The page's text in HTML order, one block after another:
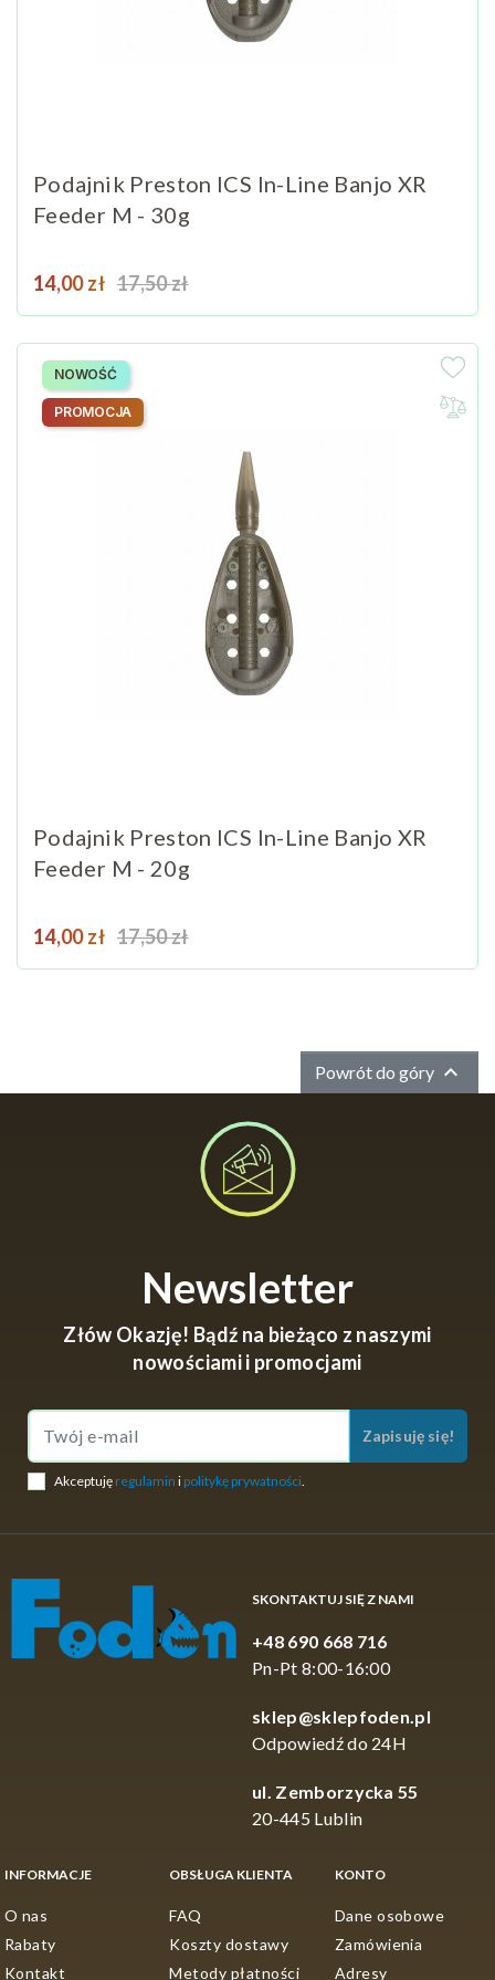
Podajnik Preston ICS In-Line Banjo XR
Feeder M - 30g
Cena
14,00 zł Cena podstawowa
17,50 zł
Podajnik Preston ICS In-Line Banjo XR
Feeder M - 20g
Cena
14,00 zł Cena podstawowa
17,50 zł
NOWOŚĆ
PROMOCJA
Powrót do góry 
Newsletter
Złów Okazję! Bądź na bieżąco z naszymi
nowościami i promocjami
Zapisuję się!
Akceptuję regulamin i politykę prywatności
SKONTAKTUJ SIĘ Z NAMI
+48 690 668 716
Pn-Pt 8:00-16:00
sklep@sklepfoden.pl
Odpowiedź do 24H
ul. Zemborzycka 55
20-445 Lublin
INFORMACJE
O nas
Rabaty
Kontakt
OBSŁUGA KLIENTA
FAQ
Koszty dostawy
Metody płatności
KONTO
Dane osobowe
Zamówienia
Adresy